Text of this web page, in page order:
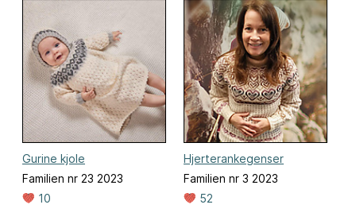
Gurine kjole
Familien nr 23 2023
10
Hjerterankegenser
Familien nr 3 2023
52